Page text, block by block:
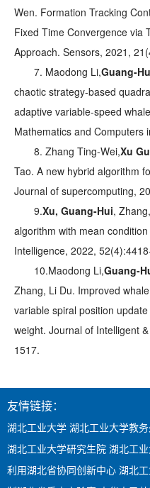
Wen. Formation Tracking
Fixed Time Convergence via
Approach. Sensors, 2021,
7. Maodong Li,Guang-
chaotic strategy-based
adaptive variable-speed
Mathematics and Computers
8. Zhang Ting-Wei,Xu
Tao. A new hybrid algorithm
Journal of supercomputing,
9.Xu, Guang-Hui,
algorithm with mean
Intelligence, 2022,
10.Maodong Li,Guang-
Zhang, Li Du. Improved
variable spiral position
weight. Journal of Intelligent
1517.
友情链接：
湖北工业大学 湖北工业大学教
湖北工业大学研究生院 湖北工
利用湖北省协同创新中心 湖北